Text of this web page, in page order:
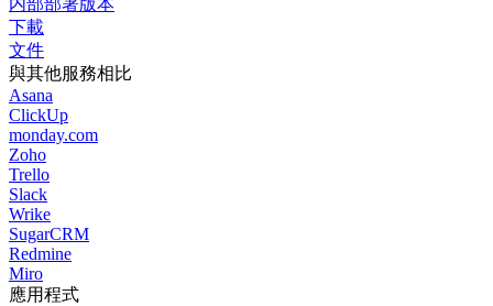
内部部署版本
下載
文件
與其他服務相比
Asana
ClickUp
monday.com
Zoho
Trello
Slack
Wrike
SugarCRM
Redmine
Miro
應用程式